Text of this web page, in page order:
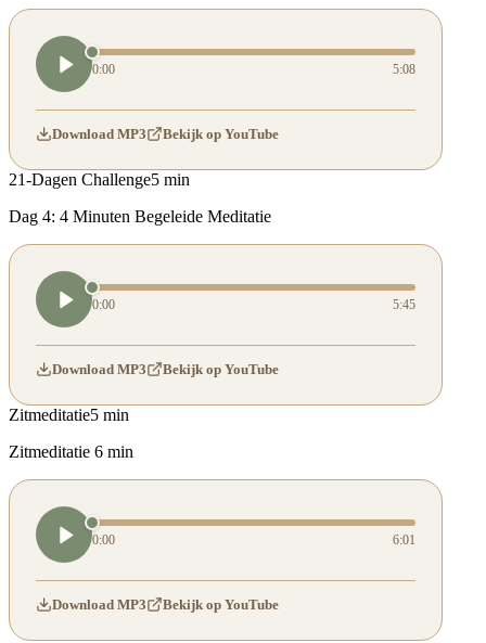
0:00 5:08
Download MP3 Bekijk op YouTube
21-Dagen Challenge5 min
Dag 4: 4 Minuten Begeleide Meditatie
0:00 5:45
Download MP3 Bekijk op YouTube
Zitmeditatie5 min
Zitmeditatie 6 min
0:00 6:01
Download MP3 Bekijk op YouTube